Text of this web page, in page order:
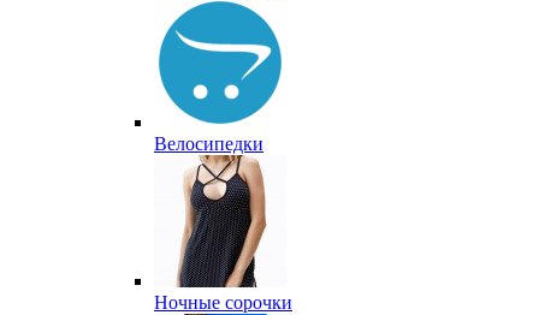
Велосипедки
Ночные сорочки